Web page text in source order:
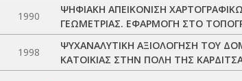
1990
ΨΗΦΙΑΚΗ ΑΠΕΙΚΟΝΙΣΗ
ΓΕΩΜΕΤΡΙΑΣ. ΕΦΑΡΜΟΓΗ ΣΤΟ
1998
ΨΥΧΑΝΑΛΥΤΙΚΗ ΑΞΙΟΛΟΓΗΣΗ ΤΟΥ
ΚΑΤΟΙΚΙΑΣ ΣΤΗΝ ΠΟΛΗ ΤΗΣ